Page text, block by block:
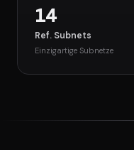
14
Ref. Subnets
Einzigartige Subnetze